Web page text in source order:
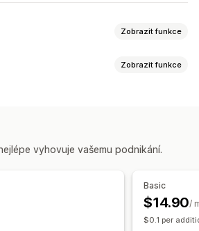
Zobrazit funkce
inteligence
Šablony výzev
Zobrazit funkce
inteligence
Optimalizace metadat
vyhovuje vašemu podnikání.
Basic
$14.90/
$0.1 per